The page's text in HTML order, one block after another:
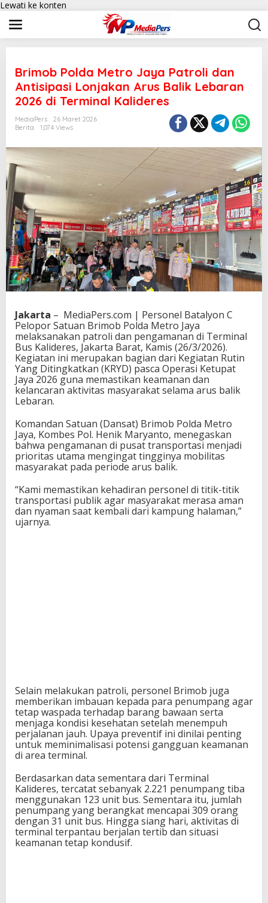
Lewati ke konten
Brimob Polda Metro Jaya Patroli dan
Antisipasi Lonjakan Arus Balik Lebaran
2026 di Terminal Kalideres
MediaPers
26 Maret 2026
Berita
1,074 Views
Jakarta – MediaPers.com | Personel Batalyon C
Pelopor Satuan Brimob Polda Metro Jaya
melaksanakan patroli dan pengamanan di Terminal
Bus Kalideres, Jakarta Barat, Kamis (26/3/2026).
Kegiatan ini merupakan bagian dari Kegiatan Rutin
Yang Ditingkatkan (KRYD) pasca Operasi Ketupat
Jaya 2026 guna memastikan keamanan dan
kelancaran aktivitas masyarakat selama arus balik
Lebaran.
Komandan Satuan (Dansat) Brimob Polda Metro
Jaya, Kombes Pol. Henik Maryanto, menegaskan
bahwa pengamanan di pusat transportasi menjadi
prioritas utama mengingat tingginya mobilitas
masyarakat pada periode arus balik.
“Kami memastikan kehadiran personel di titik-titik
transportasi publik agar masyarakat merasa aman
dan nyaman saat kembali dari kampung halaman,”
ujarnya.
Selain melakukan patroli, personel Brimob juga
memberikan imbauan kepada para penumpang agar
tetap waspada terhadap barang bawaan serta
menjaga kondisi kesehatan setelah menempuh
perjalanan jauh. Upaya preventif ini dinilai penting
untuk meminimalisasi potensi gangguan keamanan
di area terminal.
Berdasarkan data sementara dari Terminal
Kalideres, tercatat sebanyak 2.221 penumpang tiba
menggunakan 123 unit bus. Sementara itu, jumlah
penumpang yang berangkat mencapai 309 orang
dengan 31 unit bus. Hingga siang hari, aktivitas di
terminal terpantau berjalan tertib dan situasi
keamanan tetap kondusif.